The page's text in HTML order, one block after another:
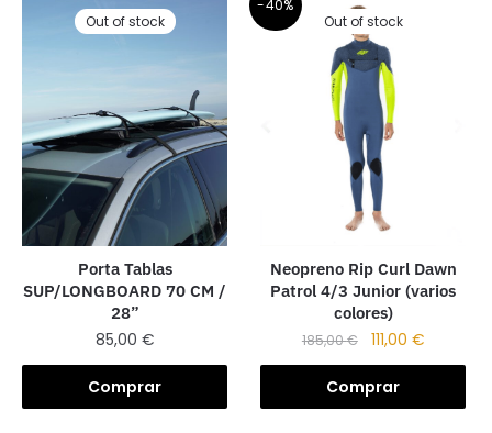
Out of stock
Porta Tablas
SUP/LONGBOARD 70 CM /
28”
85,00 €
Comprar
-40%
Out of stock
Neopreno Rip Curl Dawn
Patrol 4/3 Junior (varios
colores)
185,00€ 111,00 €
Comprar